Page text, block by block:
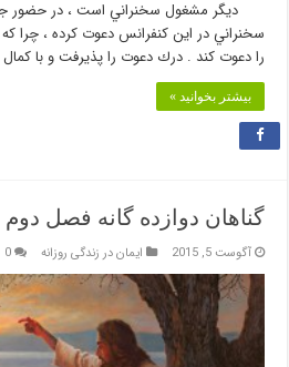
ديگر مشغول سخنراني است ، در حضور جمع
سخنراني در اين كنفرانس دعوت كرده ، چرا
را دعوت كند . درك دعوت را پذيرفت و با
بیشتر بخوانید »
گناهان دوازده گانه فصل دوم
آگوست 5, 2015 ایمان در زندگی روزانه 0